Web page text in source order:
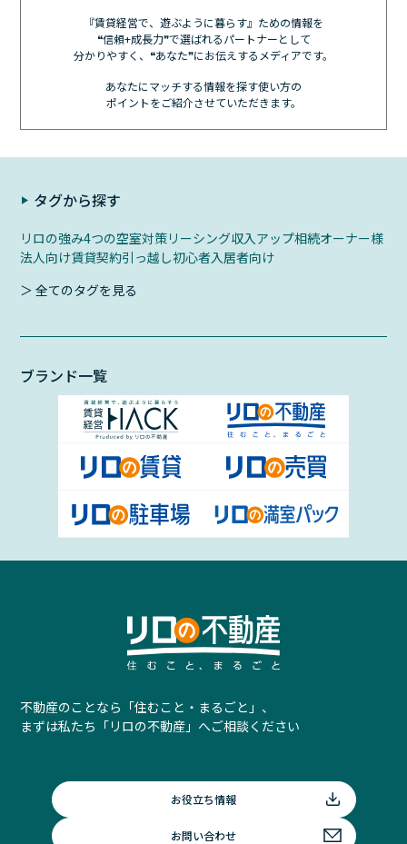
『賃貸経営で、遊ぶように暮らす』ための情報を
❝信頼+成長力❞で選ばれるパートナーとして
分かりやすく、❝あなた❞にお伝えするメディアです。
あなたにマッチする情報を探す使い方の
ポイントをご紹介させていただきます。
タグから探す
リロの強み4つの空室対策リーシング収入アップ相続オーナー様
法人向け賃貸契約引っ越し初心者入居者向け
＞ 全てのタグを見る
ブランド一覧
不動産のことなら「住むこと・まるごと」、
まずは私たち「リロの不動産」へご相談ください
お役立ち情報
お問い合わせ